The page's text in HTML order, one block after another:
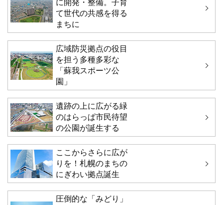
に開発・整備。子育
て世代の共感を得る
まちに
広域防災拠点の役目
を担う多種多彩な
「蘇我スポーツ公
園」
遺跡の上に広がる緑
のはらっぱ市民待望
の公園が誕生する
ここからさらに広が
りを！札幌のまちの
にぎわい拠点誕生
圧倒的な「みどり」